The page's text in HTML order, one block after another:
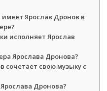
Ярослав Дронов в
исполняет Ярослав
Ярослава Дронова?
сочетает свою музыку с
Дронова?